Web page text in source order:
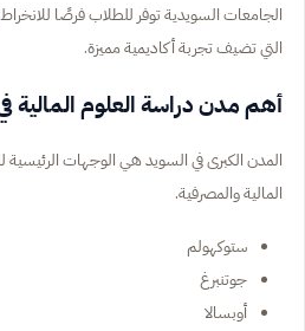
الجامعات السويدية توفر للطلاب فرصًا للانخراط
التي تضيف تجربة أكاديمية مميزة.
أهم مدن دراسة العلوم المالية
المدن الكبرى في السويد هي الوجهات الرئيسية
المالية والمصرفية.
ستوكهولم
جوتنبرغ
أوبسالا